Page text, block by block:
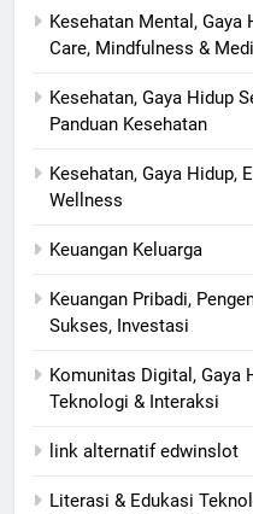
Kesehatan Mental, Gaya
Care, Mindfulness &
Kesehatan, Gaya Hidup
Panduan Kesehatan
Kesehatan, Gaya Hidup,
Wellness
Keuangan Keluarga
Keuangan Pribadi,
Sukses, Investasi
Komunitas Digital, Gaya
Teknologi & Interaksi
link alternatif edwinslot
Literasi & Edukasi